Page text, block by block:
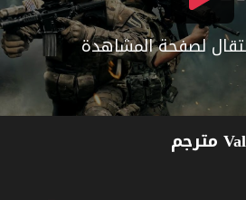
لصفحة المشاهدة